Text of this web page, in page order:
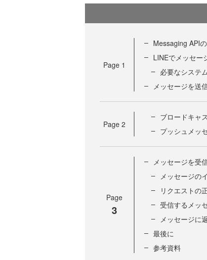
Page 1
Messaging API
LINEでメッセー
必要なシステ
メッセージを送
Page 2
ブロードキャ
プッシュメッ
Page
3
メッセージを受
メッセージの
リクエストの
受信するメッ
メッセージに
最後に
参考資料